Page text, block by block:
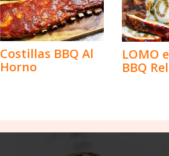
Costillas BBQ Al
Horno
LOMO
BBQ